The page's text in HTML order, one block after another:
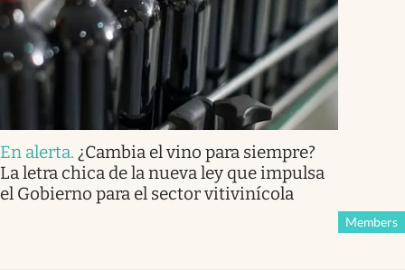
En alerta. ¿Cambia el vino para siempre?
La letra chica de la nueva ley que impulsa
el Gobierno para el sector vitivinícola
Members